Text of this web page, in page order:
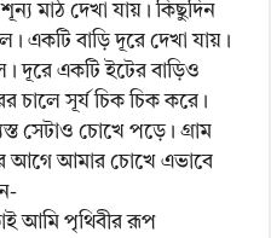
মাঠ দেখা যায়। কিছুদিন
একটি বাড়ি দূরে দেখা যায়।
দূরে একটি ইটের বাড়িও
চালে সূর্য চিক চিক করে।
সেটাও চোখে পড়ে। গ্রাম
আগে আমার চোখে এভাবে
আমি পৃথিবীর রূপ